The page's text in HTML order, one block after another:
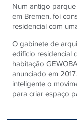
Num antigo
em Bremen, foi
residencial com
O gabinete de
edifício residencial
habitação
anunciado em
inteligente o
para criar espaço